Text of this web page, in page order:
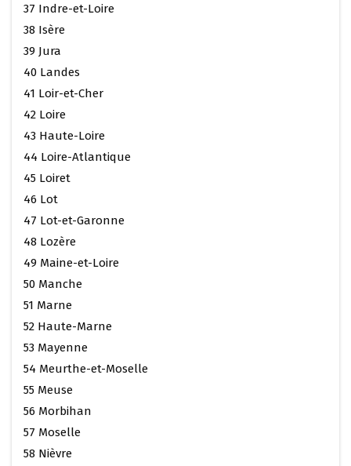
37 Indre-et-Loire
38 Isère
39 Jura
40 Landes
41 Loir-et-Cher
42 Loire
43 Haute-Loire
44 Loire-Atlantique
45 Loiret
46 Lot
47 Lot-et-Garonne
48 Lozère
49 Maine-et-Loire
50 Manche
51 Marne
52 Haute-Marne
53 Mayenne
54 Meurthe-et-Moselle
55 Meuse
56 Morbihan
57 Moselle
58 Nièvre